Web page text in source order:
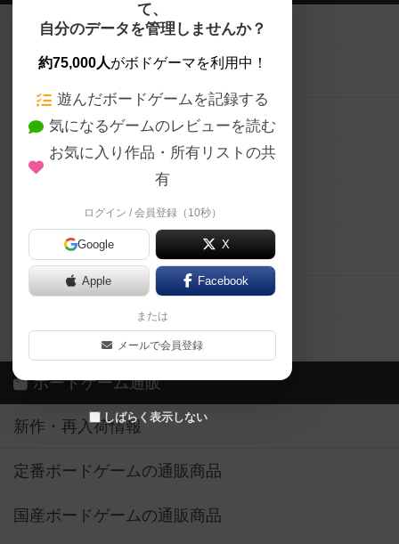
て、
自分のデータを管理しませんか？
約75,000人がボドゲーマを利用中！
遊んだボードゲームを記録する
気になるゲームのレビューを読む
お気に入り作品・所有リストの共
有
ログイン / 会員登録（10秒）
Google X
Apple Facebook
または
メールで会員登録
しばらく表示しない
ボードゲームを検索する
ボードゲームの新着レビュー
ボードゲーム会情報
メカニクス特集
掲示板・トピックス
ボドとも・会員一覧
ボードゲーム業界コラム
ボドゲーマご利用案内
ボードゲーム通販
新作・再入荷情報
定番ボードゲームの通販商品
国産ボードゲームの通販商品